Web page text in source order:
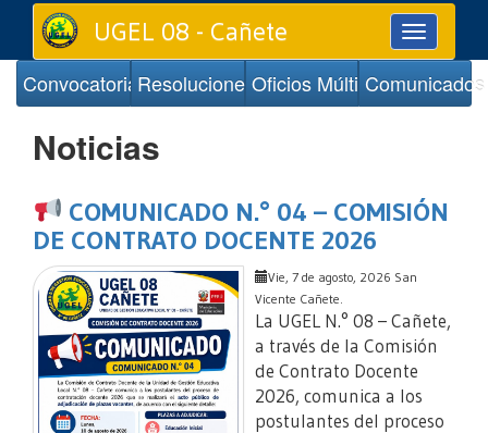
Toggle
navigation
UGEL 08 - Cañete
ConvocatoriasResolucionesOficios MúltiplesComunicados
Noticias
COMUNICADO N.° 04 – COMISIÓN
DE CONTRATO DOCENTE 2026
Vie, 7 de agosto, 2026 San
Vicente Cañete.
La UGEL N.° 08 – Cañete,
a través de la Comisión
de Contrato Docente
2026, comunica a los
postulantes del proceso